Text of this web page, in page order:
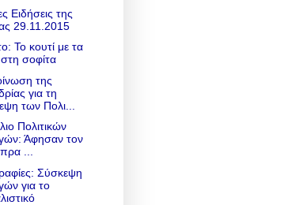
Ειδήσεις της
29.11.2015
Το κουτί με τα
σοφίτα
της
για τη
των Πολι...
Πολιτικών
Άφησαν τον
...
Σύσκεψη
για το